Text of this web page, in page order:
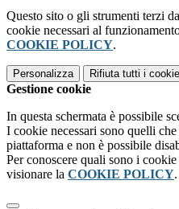
Questo sito o gli strumenti terzi
cookie necessari al
COOKIE POLICY.
Personalizza Rifiuta tutti i
Gestione cookie
In questa schermata è possibile
I cookie necessari sono quelli
piattaforma e non è possibile
Per conoscere quali sono i
visionare la COOKIE POLICY.